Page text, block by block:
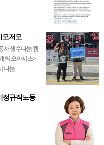
모저모
자 생수나눔 캠
의 오아시스>
나눔
정규직노동